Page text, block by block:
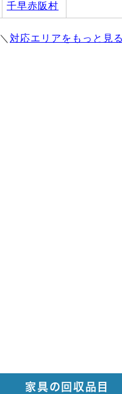
千早赤阪村
＼ 対応エリアをもっと見る
家具の回収品目